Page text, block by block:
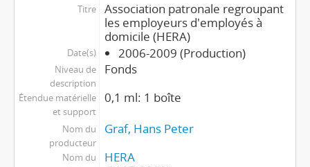
Titre
Association patronale regroupant
les employeurs d'employés à
domicile (HERA)
Date(s) 2006-2009 (Production)
Niveau de
description
Fonds
Étendue matérielle
et support
0,1 ml: 1 boîte
Nom du
producteur
Graf, Hans Peter
Nom du
HERA